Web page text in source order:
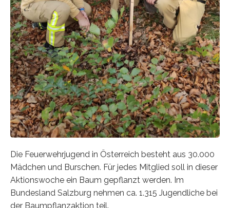
Die Feuerwehrjugend in Österreich besteht aus 30.000
Mädchen und Burschen. Für jedes Mitglied soll in dieser
Aktionswoche ein Baum gepflanzt werden. Im
Bundesland Salzburg nehmen ca. 1.315 Jugendliche bei
der Baumpflanzaktion teil.